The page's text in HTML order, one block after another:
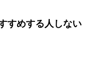
すめする人しない